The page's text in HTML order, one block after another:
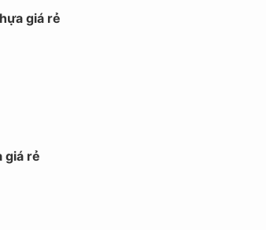
giá rẻ
giá rẻ